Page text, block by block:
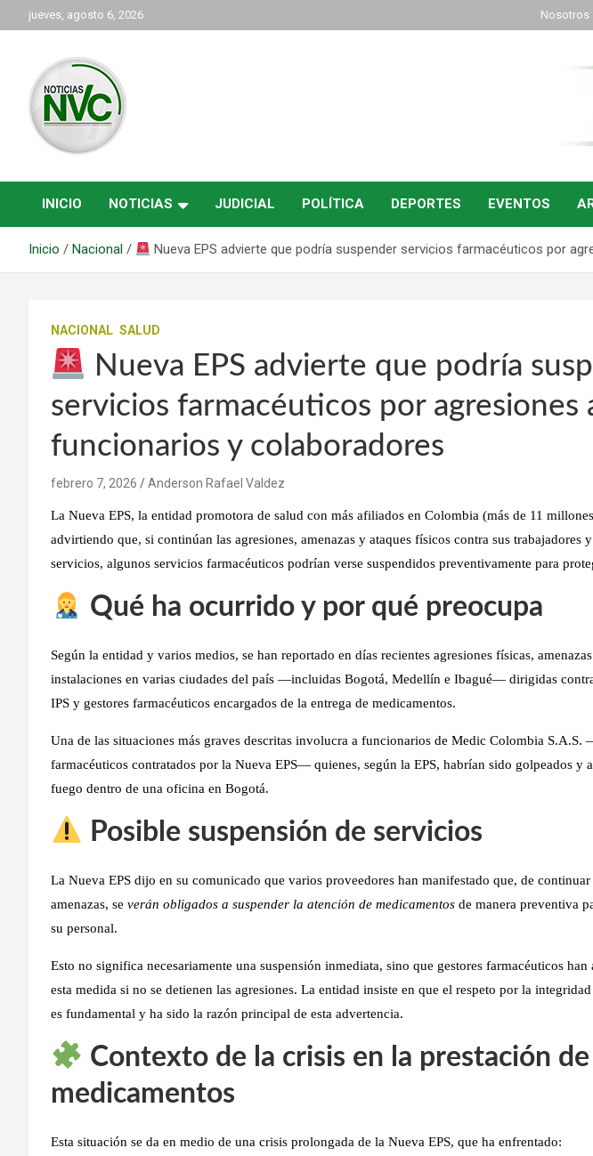
Saltar
al
jueves, agosto 6, 2026 Nosotros
NVC Noticias
INICIO NOTICIAS JUDICIAL POLÍTICA DEPORTES EVENTOS
Inicio Nacional Nueva EPS advierte que podría suspender servicios farmacéuticos por
NACIONAL SALUD
Nueva EPS advierte que podría
servicios farmacéuticos por agresiones
funcionarios y colaboradores
febrero 7, 2026 Anderson Rafael Valdez
La Nueva EPS, la entidad promotora de salud con más afiliados en Colombia (más de 11
advirtiendo que, si continúan las agresiones, amenazas y ataques físicos contra sus trabajadores
servicios, algunos servicios farmacéuticos podrían verse suspendidos preventivamente para
Qué ha ocurrido y por qué preocupa
Según la entidad y varios medios, se han reportado en días recientes agresiones físicas,
instalaciones en varias ciudades del país —incluidas Bogotá, Medellín e Ibagué— dirigidas
IPS y gestores farmacéuticos encargados de la entrega de medicamentos.
Una de las situaciones más graves descritas involucra a funcionarios de Medic Colombia S.A.S.
farmacéuticos contratados por la Nueva EPS— quienes, según la EPS, habrían sido golpeados y
fuego dentro de una oficina en Bogotá.
Posible suspensión de servicios
La Nueva EPS dijo en su comunicado que varios proveedores han manifestado que, de
amenazas, se verán obligados a suspender la atención de medicamentos de manera preventiva
su personal.
Esto no significa necesariamente una suspensión inmediata, sino que gestores farmacéuticos
esta medida si no se detienen las agresiones. La entidad insiste en que el respeto por la
es fundamental y ha sido la razón principal de esta advertencia.
Contexto de la crisis en la prestación de
medicamentos
Esta situación se da en medio de una crisis prolongada de la Nueva EPS, que ha enfrentado: